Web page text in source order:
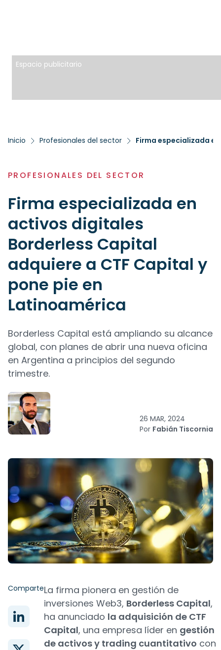
Espacio publicitario
Inicio Profesionales del sector
PROFESIONALES DEL SECTOR
Firma especializada en
activos digitales
Borderless Capital
adquiere a CTF Capital y
pone pie en
Latinoamérica
Borderless Capital está ampliando su alcance
global, con planes de abrir una nueva oficina
en Argentina a principios del segundo
trimestre.
26 MAR, 2024
Por Fabián Tiscornia
ComparteLa firma pionera en gestión de
inversiones Web3, Borderless Capital,
ha anunciado la adquisición de CTF
Capital, una empresa líder en gestión
de activos y trading cuantitativo con